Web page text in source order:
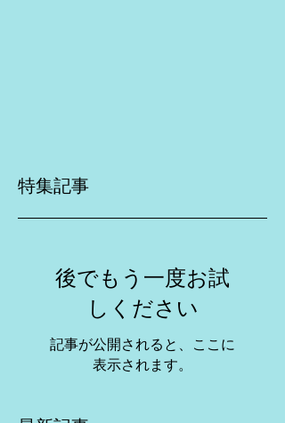
特集記事
後でもう一度お試
しください
記事が公開されると、ここに
表示されます。